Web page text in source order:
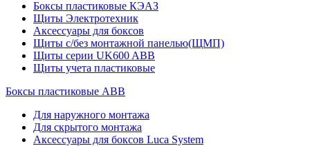
Боксы пластиковые КЭАЗ
Щиты Электротехник
Аксессуары для боксов
Щиты с/без монтажной панелью(ЩМП)
Щиты серии UK600 ABB
Щиты учета пластиковые
Боксы пластиковые ABB
Для наружного монтажа
Для скрытого монтажа
Аксессуары для боксов Luca System